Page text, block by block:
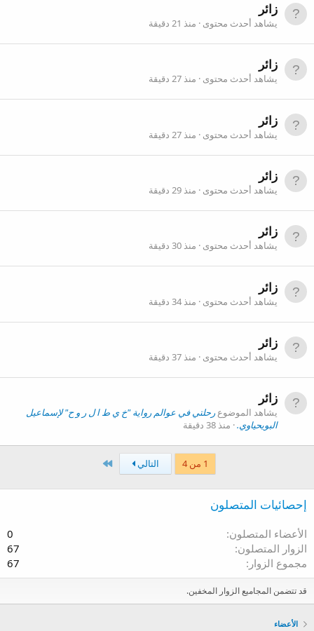
زائر
يشاهد أحدث محتوى منذ 21 دقيقة
زائر
يشاهد أحدث محتوى منذ 27 دقيقة
زائر
يشاهد أحدث محتوى منذ 27 دقيقة
زائر
يشاهد أحدث محتوى منذ 29 دقيقة
زائر
يشاهد أحدث محتوى منذ 30 دقيقة
زائر
يشاهد أحدث محتوى منذ 34 دقيقة
زائر
يشاهد أحدث محتوى منذ 37 دقيقة
زائر
يشاهد الموضوع رحلتي في عوالم رواية "خ ي ط ا ل ر و ح" لإسماعيل
البويحياوي. منذ 38 دقيقة
1 من 4 التالي الاخير
إحصائيات المتصلون
الأعضاء المتصلون
0
الزوار المتصلون
67
مجموع الزوار
67
قد تتضمن المجاميع الزوار المخفين.
الأعضاء